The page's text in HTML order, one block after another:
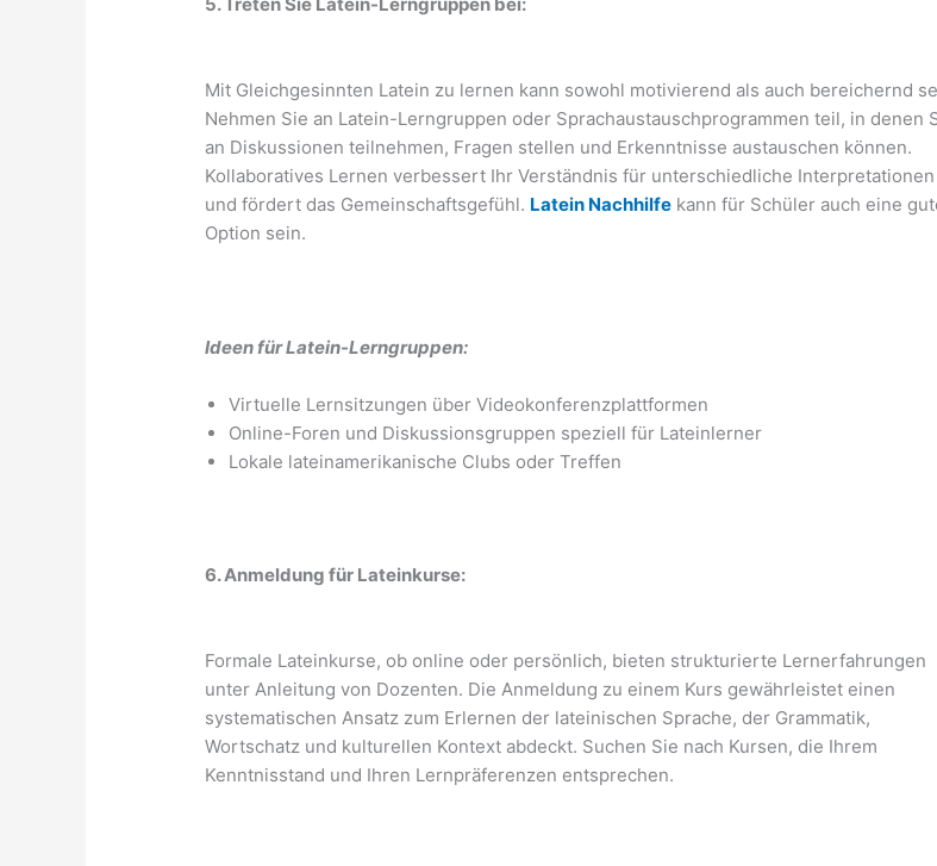
5. Treten Sie Latein-Lerngruppen bei:
Mit Gleichgesinnten Latein zu lernen kann sowohl motivierend als auch bereichernd
Nehmen Sie an Latein-Lerngruppen oder Sprachaustauschprogrammen teil, in denen
an Diskussionen teilnehmen, Fragen stellen und Erkenntnisse austauschen können.
Kollaboratives Lernen verbessert Ihr Verständnis für unterschiedliche Interpretationen
und fördert das Gemeinschaftsgefühl. Latein Nachhilfe kann für Schüler auch eine
Option sein.
Ideen für Latein-Lerngruppen:
Virtuelle Lernsitzungen über Videokonferenzplattformen
Online-Foren und Diskussionsgruppen speziell für Lateinlerner
Lokale lateinamerikanische Clubs oder Treffen
6. Anmeldung für Lateinkurse:
Formale Lateinkurse, ob online oder persönlich, bieten strukturierte Lernerfahrungen
unter Anleitung von Dozenten. Die Anmeldung zu einem Kurs gewährleistet einen
systematischen Ansatz zum Erlernen der lateinischen Sprache, der Grammatik,
Wortschatz und kulturellen Kontext abdeckt. Suchen Sie nach Kursen, die Ihrem
Kenntnisstand und Ihren Lernpräferenzen entsprechen.